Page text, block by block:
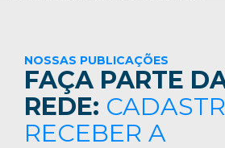
NOSSAS PUBLICAÇÕES
FAÇA PARTE
REDE:
RECEBER A